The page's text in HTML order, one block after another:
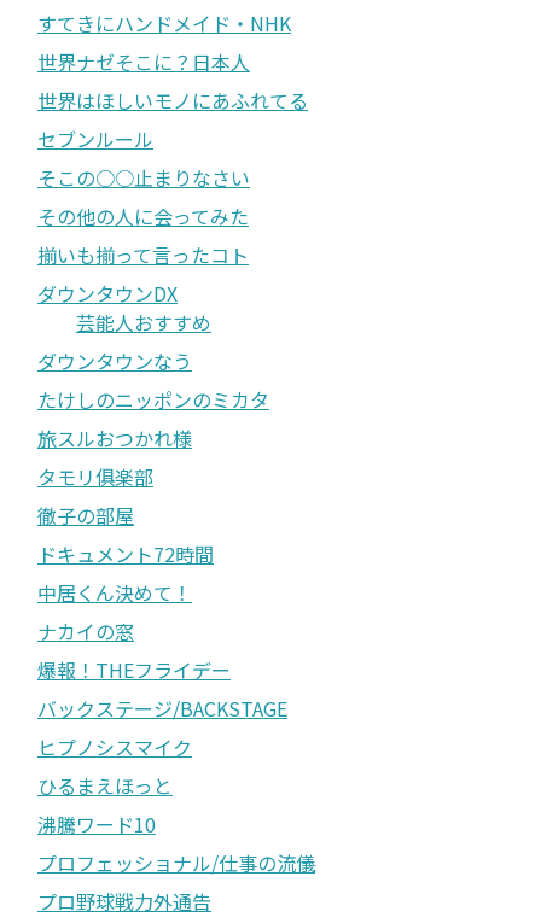
すてきにハンドメイド・NHK
世界ナゼそこに？日本人
世界はほしいモノにあふれてる
セブンルール
そこの○○止まりなさい
その他の人に会ってみた
揃いも揃って言ったコト
ダウンタウンDX
芸能人おすすめ
ダウンタウンなう
たけしのニッポンのミカタ
旅スルおつかれ様
タモリ俱楽部
徹子の部屋
ドキュメント72時間
中居くん決めて！
ナカイの窓
爆報！THEフライデー
バックステージ/BACKSTAGE
ヒプノシスマイク
ひるまえほっと
沸騰ワード10
プロフェッショナル/仕事の流儀
プロ野球戦力外通告